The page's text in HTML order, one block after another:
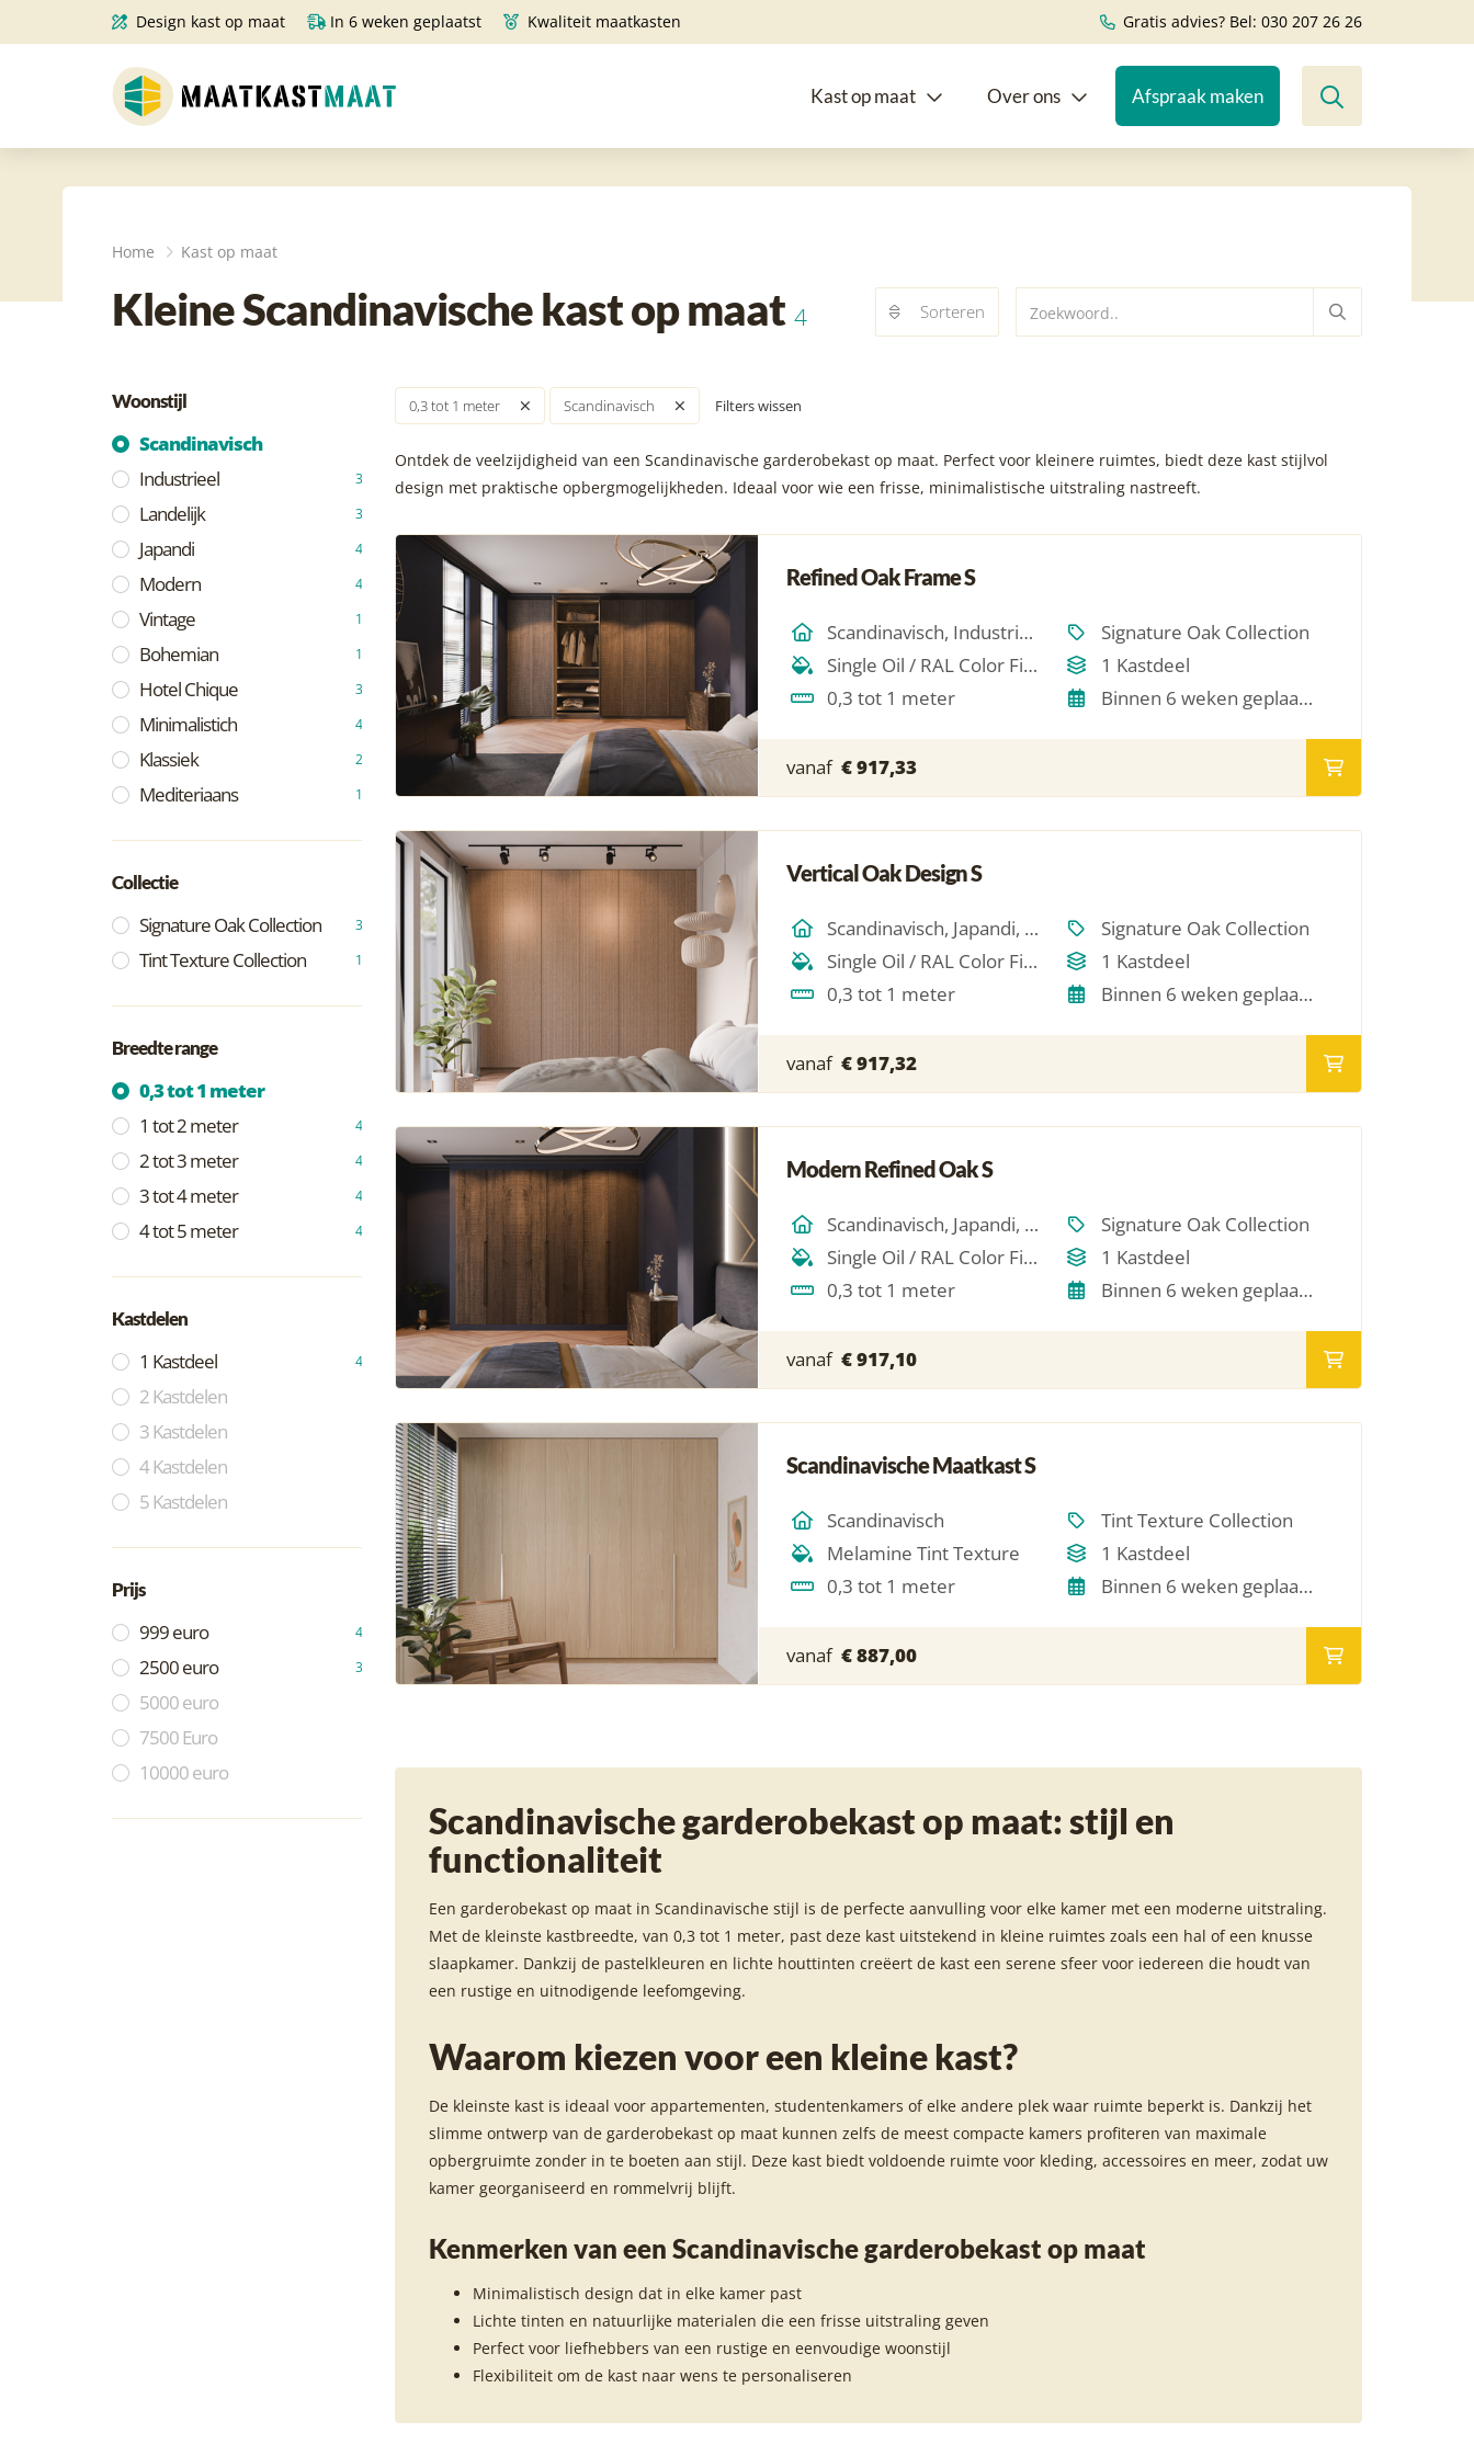
Home Kast op maat
Kleine Scandinavische kast op maat 4 Sorteren
Woonstijl
Scandinavisch
Industrieel
3
Landelijk 3
Japandi 4
Modern 4
Vintage 1
Bohemian 1
Hotel Chique 3
Minimalistich 4
Klassiek 2
Mediteriaans 1
Collectie
Signature Oak Collection 3
Tint Texture Collection 1
Breedte range
0,3 tot 1 meter
1 tot 2 meter
4
2 tot 3 meter 4
3 tot 4 meter 4
4 tot 5 meter 4
Kastdelen
1 Kastdeel 4
2 Kastdelen
3 Kastdelen
4 Kastdelen
5 Kastdelen
Prijs
999 euro 4
2500 euro 3
5000 euro
7500 Euro
10000 euro
0,3 tot 1 meter Scandinavisch Filters wissen
Ontdek de veelzijdigheid van een Scandinavische garderobekast op maat. Perfect voor kleinere ruimtes, biedt deze kast stijlvol
design met praktische opbergmogelijkheden. Ideaal voor wie een frisse, minimalistische uitstraling nastreeft.
Refined Oak Frame S
Scandinavisch, Industrieel, Japandi, Modern, Hotel Chique, Minimalistich
Signature Oak Collection
Single Oil / RAL Color Finish
1 Kastdeel
0,3 tot 1 meter
Binnen 6 weken geplaatst
vanaf € 917,33
Vertical Oak Design S
Scandinavisch, Japandi, Modern, Minimalistich
Signature Oak Collection
Single Oil / RAL Color Finish
1 Kastdeel
0,3 tot 1 meter
Binnen 6 weken geplaatst
vanaf € 917,32
Modern Refined Oak S
Scandinavisch, Japandi, Modern, Hotel Chique, Minimalistich
Signature Oak Collection
Single Oil / RAL Color Finish
1 Kastdeel
0,3 tot 1 meter
Binnen 6 weken geplaatst
vanaf € 917,10
Scandinavische Maatkast S
Scandinavisch
Tint Texture Collection
Melamine Tint Texture
1 Kastdeel
0,3 tot 1 meter
Binnen 6 weken geplaatst
vanaf € 887,00
Scandinavische garderobekast op maat: stijl en
functionaliteit
Een garderobekast op maat in Scandinavische stijl is de perfecte aanvulling voor elke kamer met een moderne uitstraling.
Met de kleinste kastbreedte, van 0,3 tot 1 meter, past deze kast uitstekend in kleine ruimtes zoals een hal of een knusse
slaapkamer. Dankzij de pastelkleuren en lichte houttinten creëert de kast een serene sfeer voor iedereen die houdt van
een rustige en uitnodigende leefomgeving.
Waarom kiezen voor een kleine kast?
De kleinste kast is ideaal voor appartementen, studentenkamers of elke andere plek waar ruimte beperkt is. Dankzij het
slimme ontwerp van de garderobekast op maat kunnen zelfs de meest compacte kamers profiteren van maximale
opbergruimte zonder in te boeten aan stijl. Deze kast biedt voldoende ruimte voor kleding, accessoires en meer, zodat uw
kamer georganiseerd en rommelvrij blijft.
Kenmerken van een Scandinavische garderobekast op maat
Minimalistisch design dat in elke kamer past
Lichte tinten en natuurlijke materialen die een frisse uitstraling geven
Perfect voor liefhebbers van een rustige en eenvoudige woonstijl
Flexibiliteit om de kast naar wens te personaliseren
Design kast op maat In 6 weken geplaatst Kwaliteit maatkasten Gratis advies? Bel: 030 207 26 26
Kast op maat Over ons Afspraak maken